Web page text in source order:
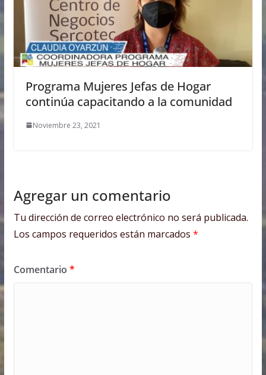
Programa Mujeres Jefas de Hogar
continúa capacitando a la comunidad
Noviembre 23, 2021
Agregar un comentario
Tu dirección de correo electrónico no será publicada.
Los campos requeridos están marcados *
Comentario *